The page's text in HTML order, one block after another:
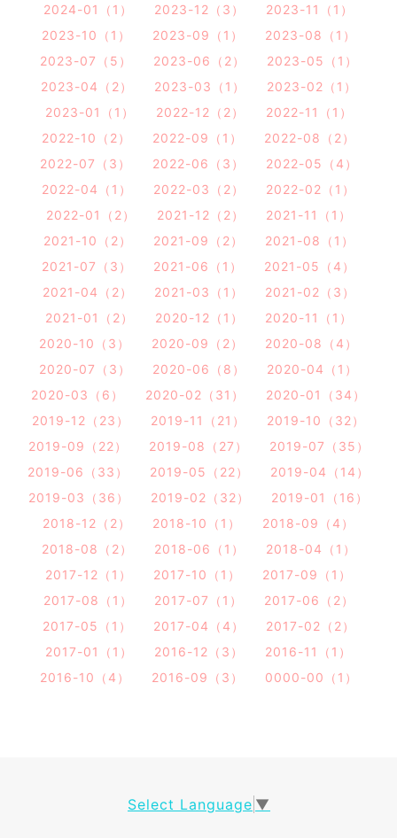
2024-01（1）
2023-12（3）
2023-11（1）
2023-10（1）
2023-09（1）
2023-08（1）
2023-07（5）
2023-06（2）
2023-05（1）
2023-04（2）
2023-03（1）
2023-02（1）
2023-01（1）
2022-12（2）
2022-11（1）
2022-10（2）
2022-09（1）
2022-08（2）
2022-07（3）
2022-06（3）
2022-05（4）
2022-04（1）
2022-03（2）
2022-02（1）
2022-01（2）
2021-12（2）
2021-11（1）
2021-10（2）
2021-09（2）
2021-08（1）
2021-07（3）
2021-06（1）
2021-05（4）
2021-04（2）
2021-03（1）
2021-02（3）
2021-01（2）
2020-12（1）
2020-11（1）
2020-10（3）
2020-09（2）
2020-08（4）
2020-07（3）
2020-06（8）
2020-04（1）
2020-03（6）
2020-02（31）
2020-01（34）
2019-12（23）
2019-11（21）
2019-10（32）
2019-09（22）
2019-08（27）
2019-07（35）
2019-06（33）
2019-05（22）
2019-04（14）
2019-03（36）
2019-02（32）
2019-01（16）
2018-12（2）
2018-10（1）
2018-09（4）
2018-08（2）
2018-06（1）
2018-04（1）
2017-12（1）
2017-10（1）
2017-09（1）
2017-08（1）
2017-07（1）
2017-06（2）
2017-05（1）
2017-04（4）
2017-02（2）
2017-01（1）
2016-12（3）
2016-11（1）
2016-10（4）
2016-09（3） 0000-00（1）
Select Language ▼